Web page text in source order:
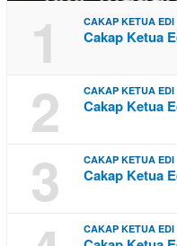
1 CAKAP KETUA EDI
Cakap Ketua
2 CAKAP KETUA EDI
Cakap Ketua
3 CAKAP KETUA EDI
Cakap Ketua
CAKAP KETUA EDI